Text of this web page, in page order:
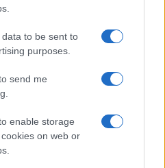
to be sent to
purposes.
send me
enable storage
on web or
yacht sulla spiaggia di La
Comune: Oltre le Bocche
a L’Agnata, il ministro
De Andrè che democrazia è?”